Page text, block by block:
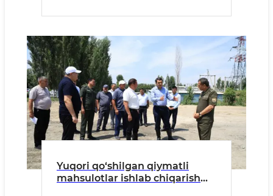
Yuqori qo‘shilgan qiymatli
mahsulotlar ishlab chiqarish